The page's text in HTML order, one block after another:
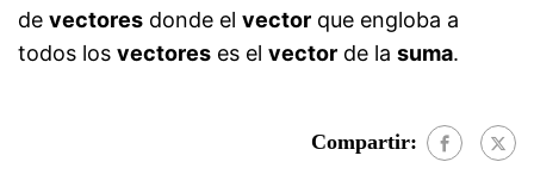
de vectores donde el vector que engloba a
todos los vectores es el vector de la suma.
Compartir: